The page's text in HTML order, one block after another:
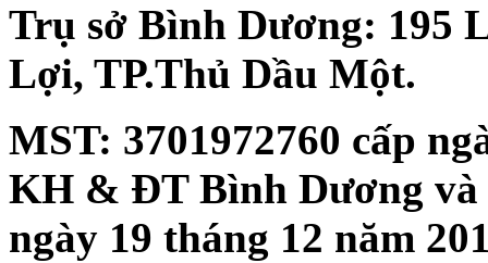
Trụ sở Bình Dương: 195
Lợi, TP.Thủ Dầu Một.
MST: 3701972760 cấp
KH & ĐT Bình Dương
ngày 19 tháng 12 năm